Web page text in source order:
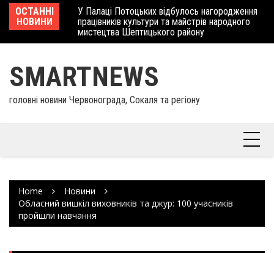
Skip
content
ОСТАННІ
НОВИНИ
У Палаці Потоцьких відбулось нагородження
працівників культури та майстрів народного
мистецтва Шептицького району
SMARTNEWS
головні новини Червонограда, Сокаля та регіону
Home
Новини
Обласний вишкіл виховників та джур: 100 учасників
пройшли навчання